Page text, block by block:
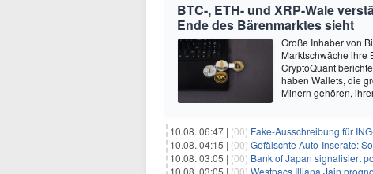
BTC-, ETH- und XRP-Wale
Ende des Bärenmarktes sieht
Große Inhaber von
Marktschwäche ihre
CryptoQuant
haben Wallets, die
Minern gehören,
10.08. 06:47 | (00) Fake-Ausschreibung für
10.08. 04:15 | (00) Gefälschte Auto-Inserate:
10.08. 03:05 | (00) Bank of Japan signalisiert
10.08. 03:05 | (00) Westpacs Illiana Jain